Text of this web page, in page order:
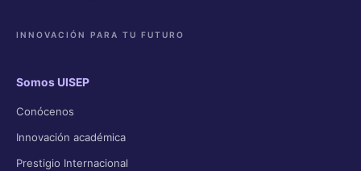
INNOVACIÓN PARA TU FUTURO
Somos UISEP
Conócenos
Innovación académica
Prestigio Internacional